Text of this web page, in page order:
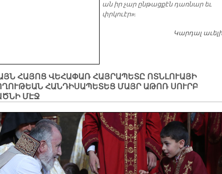
ան իր չար ընթացքէն դառնար եւ
փրկուէր»։
Կարդալ
ՀԱՅՈՑ ՎԵՀԱՓԱՌ ՀԱՅՐԱՊԵՏԸ ՈՏՆԼՈՒԱՅԻ
ՀԱՆԴԻՍԱՊԵՏԵՑ ՄԱՅՐ ԱԹՈՌ ՍՈՒՐԲ
ՄԷՋ